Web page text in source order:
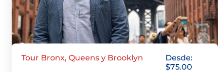
Tour Bronx, Queens y Brooklyn
Desde:
$75.00